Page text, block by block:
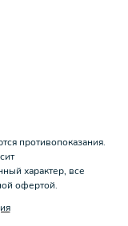
противопоказания.
характер, все
офертой.